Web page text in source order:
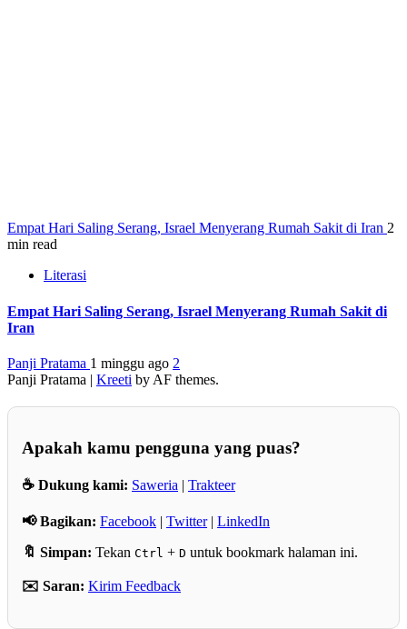
Empat Hari Saling Serang, Israel Menyerang Rumah Sakit di Iran 2
min read
Literasi
Empat Hari Saling Serang, Israel Menyerang Rumah Sakit di
Iran
Panji Pratama 1 minggu ago 2
Panji Pratama | Kreeti by AF themes.
Apakah kamu pengguna yang puas?
☕ Dukung kami: Saweria | Trakteer
📢 Bagikan: Facebook | Twitter| LinkedIn
🔖 Simpan: Tekan Ctrl + D untuk bookmark halaman ini.
✉️ Saran: Kirim Feedback